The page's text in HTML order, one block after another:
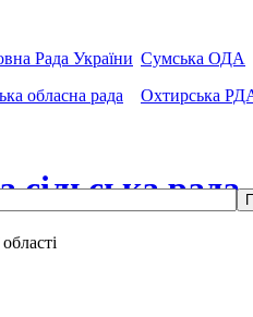
Рада України
обласна рада
Сумська ОДА
Охтирська
сільська рада